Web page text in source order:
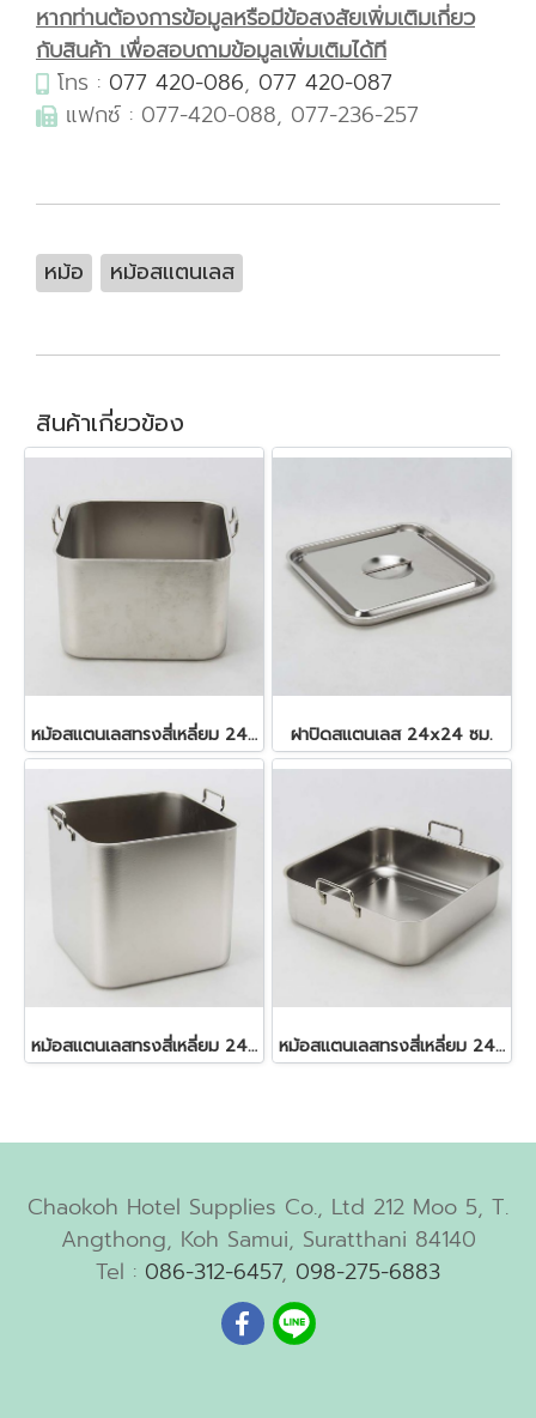
หากท่านต้องการข้อมูลหรือมีข้อสงสัยเพิ่มเติมเกี่ยว
กับสินค้า เพื่อสอบถามข้อมูลเพิ่มเติมได้ที
โทร : 077 420-086, 077 420-087
แฟกซ์ : 077-420-088, 077-236-257
หม้อ หม้อสแตนเลส
สินค้าเกี่ยวข้อง
หม้อสแตนเลสทรงสี่เหลี่ยม 24.0x24.0x16 ซม. 9 ลิตร ฝาปิดสแตนเลส 24x24 ซม.
หม้อสแตนเลสทรงสี่เหลี่ยม 24.0x24.0x23.5 ซม. 13 ลิตร หม้อสแตนเลสทรงสี่เหลี่ยม 24.0x24.0x7.5 ซม. 4 ลิตร
Chaokoh Hotel Supplies Co., Ltd 212 Moo 5, T.
Angthong, Koh Samui, Suratthani 84140
Tel : 086-312-6457, 098-275-6883